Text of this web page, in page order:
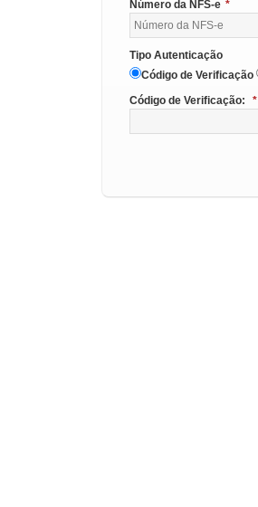
Número da NFS-e *
Tipo Autenticação
Código de Verificação
Código de Verificação:
*